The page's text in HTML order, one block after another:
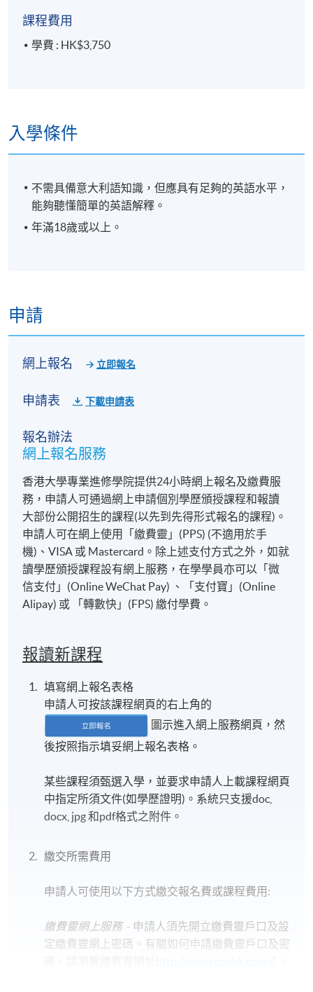
課程費用
學費 : HK$3,750
入學條件
不需具備意大利語知識，但應具有足夠的英語水平，
能夠聽懂簡單的英語解釋。
年滿18歲或以上。
申請
網上報名 立即報名
申請表 下載申請表
報名辦法
網上報名服務
香港大學專業進修學院提供24小時網上報名及繳費服
務，申請人可通過網上申請個別學歷頒授課程和報讀
大部份公開招生的課程(以先到先得形式報名的課程)。
申請人可在網上使用「繳費靈」(PPS) (不適用於手
機)、VISA 或 Mastercard。除上述支付方式之外，如就
讀學歷頒授課程設有網上服務，在學學員亦可以「微
信支付」(Online WeChat Pay) 、「支付寶」(Online
Alipay) 或 「轉數快」(FPS) 繳付學費。
報讀新課程
填寫網上報名表格
申請人可按該課程網頁的右上角的
圖示進入網上服務網頁，然
後按照指示填妥網上報名表格。
某些課程須甄選入學，並要求申請人上載課程網頁
中指定所須文件(如學歷證明)。系統只支援doc,
docx, jpg 和pdf格式之附件。
繳交所需費用
申請人可使用以下方式繳交報名費或課程費用:
繳費靈網上服務- 申請人須先開立繳費靈戶口及設
定繳費靈網上密碼。有關如何申請繳費靈戶口及密